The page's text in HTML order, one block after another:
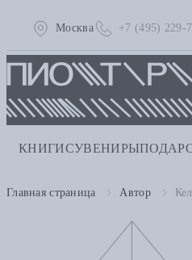
Москва +7 (495) 229-
КНИГИСУВЕНИРЫ
Главная страница Автор